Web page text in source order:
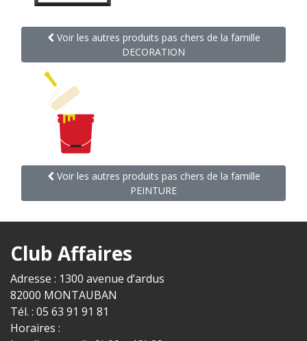
Voir les autres produits pas chers de la famille
DECORATION
Voir les autres produits pas chers de la famille
PEINTURE
Club Affaires
Adresse : 1300 avenue d’ardus
82000 MONTAUBAN
Tél. : 05 63 91 91 81
Horaires :